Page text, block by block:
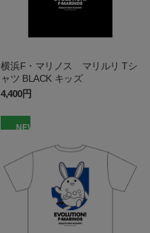
横浜F・マリノス マリルリ Tシ
ャツ BLACK キッズ
4,400円
NEW